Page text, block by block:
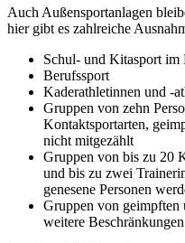
Auch Außensportanlagen
hier gibt es zahlreiche
Schul- und Kitasport im
Berufssport
Kaderathletinnen und -
Gruppen von zehn
Kontaktsportarten,
nicht mitgezählt
Gruppen von bis zu 20
und bis zu zwei
genesene Personen
Gruppen von geimpften
weitere Beschränkungen